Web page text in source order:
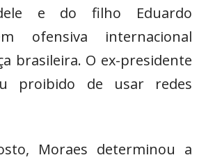
e do filho Eduardo
ofensiva internacional
brasileira. O ex-presidente
proibido de usar redes
Moraes determinou a